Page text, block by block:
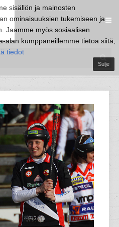
sisällön ja mainosten
ominaisuuksien tukemiseen ja
Jaamme myös sosiaalisen
alan kumppaneillemme tietoa siitä,
tiedot
Sulje